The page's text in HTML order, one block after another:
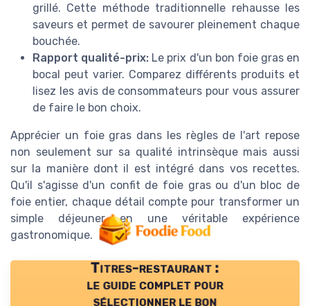
grillé. Cette méthode traditionnelle rehausse les
saveurs et permet de savourer pleinement chaque
bouchée.
Rapport qualité-prix: Le prix d'un bon foie gras en
bocal peut varier. Comparez différents produits et
lisez les avis de consommateurs pour vous assurer
de faire le bon choix.
Apprécier un foie gras dans les règles de l'art repose
non seulement sur sa qualité intrinsèque mais aussi
sur la manière dont il est intégré dans vos recettes.
Qu'il s'agisse d'un confit de foie gras ou d'un bloc de
foie entier, chaque détail compte pour transformer un
simple déjeuner en une véritable expérience
gastronomique.
Titres-restaurant :
le guide complet pour
sélectionner le bon